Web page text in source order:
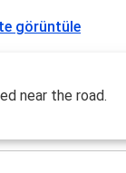
görüntüle
near the road.